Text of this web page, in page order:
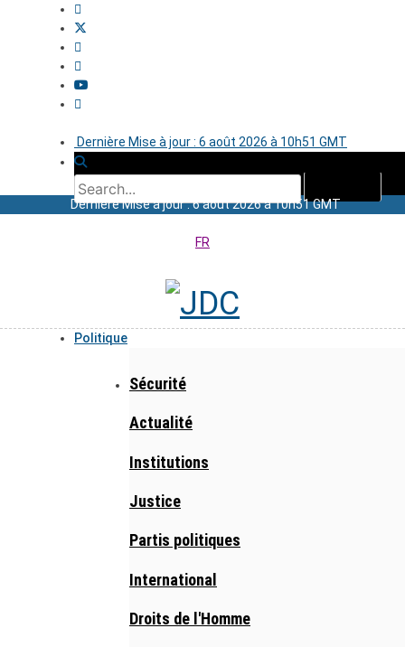
Dernière Mise à jour : 6 août 2026 à 10h51 GMT
Dernière Mise à jour : 6 août 2026 à 10h51 GMT
FR
Politique
Sécurité
Actualité
Institutions
Justice
Partis politiques
International
Droits de l'Homme